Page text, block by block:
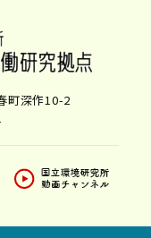
町深作10-2